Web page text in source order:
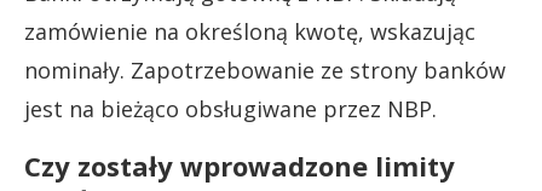
zamówienie na określoną kwotę, wskazując
nominały. Zapotrzebowanie ze strony banków
jest na bieżąco obsługiwane przez NBP.
Czy zostały wprowadzone limity